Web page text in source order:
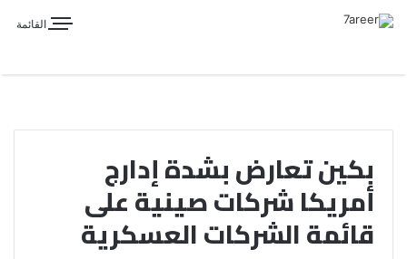
القائمة
بكين تعارض بشدة إدارج
أمريكا شركات صينية على
قائمة الشركات العسكرية